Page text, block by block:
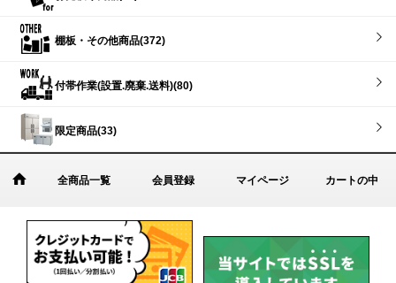
棚板・その他商品(372)
付帯作業(設置.廃棄.送料)(80)
限定商品(33)
全商品一覧 会員登録 マイページ カートの中